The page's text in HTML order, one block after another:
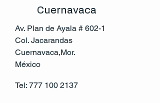
Cuernavaca
Av. Plan de Ayala # 602-1
Col. Jacarandas
Cuernavaca,Mor.
México
Tel: 777 100 2137